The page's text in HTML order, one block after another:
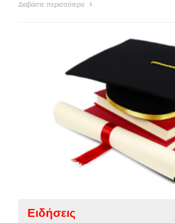
Διαβάστε περισσότερα
Ειδήσεις